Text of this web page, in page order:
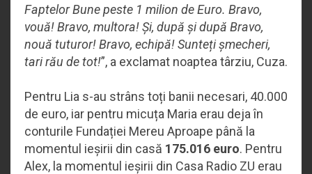
Faptelor Bune peste 1 milion de Euro. Bravo,
vouă! Bravo, multora! Și, după și după Bravo,
nouă tuturor! Bravo, echipă! Sunteți șmecheri,
tari rău de tot!”, a exclamat noaptea târziu, Cuza.
Pentru Lia s-au strâns toți banii necesari, 40.000
de euro, iar pentru micuța Maria erau deja în
conturile Fundației Mereu Aproape până la
momentul ieșirii din casă 175.016 euro. Pentru
Alex, la momentul ieșirii din Casa Radio ZU erau